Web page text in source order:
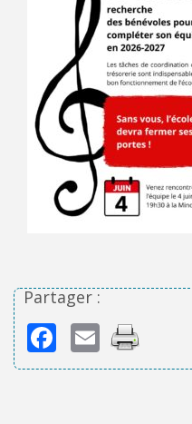
Partager :
Facebook
Email